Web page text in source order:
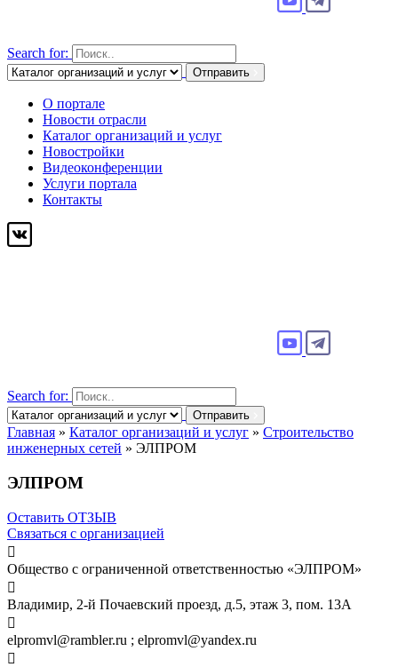
Search for:
Отправить
О портале
Новости отрасли
Каталог организаций и услуг
Новостройки
Видеоконференции
Услуги портала
Контакты
Search for:
Отправить
Главная » Каталог организаций и услуг » Строительство
инженерных сетей » ЭЛПРОМ
ЭЛПРОМ
Оставить ОТЗЫВ
Связаться с организацией

Общество с ограниченной ответственностью «ЭЛПРОМ»

Владимир, 2-й Почаевский проезд, д.5, этаж 3, пом. 13А

elpromvl@rambler.ru ; elpromvl@yandex.ru
